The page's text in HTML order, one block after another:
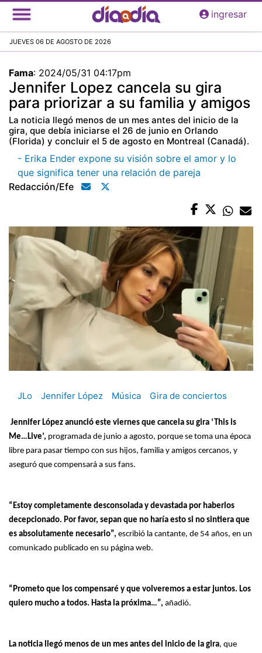
Pasar
al
principal
ingresar
JUEVES 06 DE AGOSTO DE 2026
Fama: 2024/05/31 04:17pm
Jennifer Lopez cancela su gira
para priorizar a su familia y amigos
La noticia llegó menos de un mes antes del inicio de la
gira, que debía iniciarse el 26 de junio en Orlando
(Florida) y concluir el 5 de agosto en Montreal (Canadá).
- Erika Ender expone su visión sobre el amor y lo
que significa tener una relación de pareja
Redacción/efe
JLo Jennifer López Música Gira de conciertos
Jennifer López anunció este viernes que cancela su gira ‘This is
Me…Live’, programada de junio a agosto, porque se toma una época
libre para pasar tiempo con sus hijos, familia y amigos cercanos, y
aseguró que compensará a sus fans.
“Estoy completamente desconsolada y devastada por haberlos
decepcionado. Por favor, sepan que no haría esto si no sintiera que
es absolutamente necesario”, escribió la cantante, de 54 años, en un
comunicado publicado en su página web.
“Prometo que los compensaré y que volveremos a estar juntos. Los
quiero mucho a todos. Hasta la próxima…”, añadió.
La noticia llegó menos de un mes antes del inicio de la gira, que